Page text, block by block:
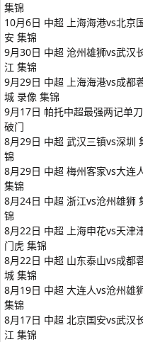
集锦
10月6日 中超 上海海港vs北京
安 集锦
9月30日 中超 沧州雄狮vs武汉
江 集锦
9月29日 中超 上海海港vs成都
城 录像 集锦
9月17日 帕托中超最强两记单刀
破门
8月29日 中超 武汉三镇vs深圳
锦
8月29日 中超 梅州客家vs大连
集锦
8月24日 中超 浙江vs沧州雄狮
锦
8月22日 中超 上海申花vs天津
门虎 集锦
8月22日 中超 山东泰山vs成都
城 集锦
8月19日 中超 大连人vs沧州雄
集锦
8月17日 中超 北京国安vs武汉
江 集锦